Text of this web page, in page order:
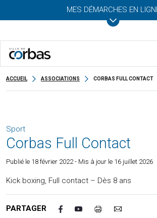
MES DÉMARCHES EN
ACCUEIL ASSOCIATIONS CORBAS FULL CONTACT
Sport
Corbas Full Contact
Publié le 18 février 2022- Mis à jour le 16 juillet 2026
Kick boxing, Full contact – Dès 8 ans
PARTAGER